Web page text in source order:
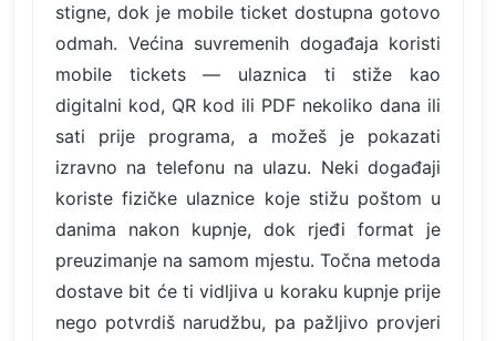
stigne, dok je mobile ticket dostupna gotovo
odmah. Većina suvremenih događaja koristi
mobile tickets — ulaznica ti stiže kao
digitalni kod, QR kod ili PDF nekoliko dana ili
sati prije programa, a možeš je pokazati
izravno na telefonu na ulazu. Neki događaji
koriste fizičke ulaznice koje stižu poštom u
danima nakon kupnje, dok rjeđi format je
preuzimanje na samom mjestu. Točna metoda
dostave bit će ti vidljiva u koraku kupnje prije
nego potvrdiš narudžbu, pa pažljivo provjeri